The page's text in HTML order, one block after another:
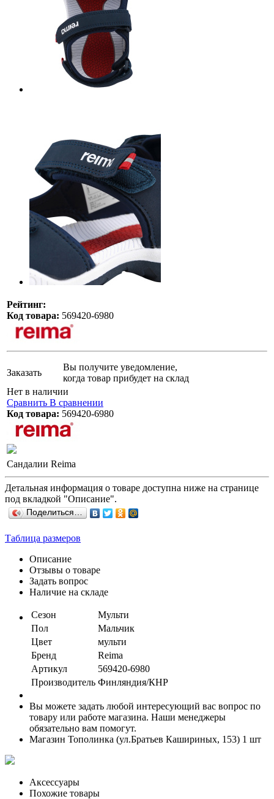
Рейтинг:
Код товара: 569420-6980
Заказать
Вы получите уведомление,
когда товар прибудет на склад
Нет в наличии
Сравнить В сравнении
Код товара: 569420-6980
Сандалии Reima
Детальная информация о товаре доступна ниже на странице
под вкладкой "Описание".
Поделиться…
Таблица размеров
Описание
Отзывы о товаре
Задать вопрос
Наличие на складе
Сезон
Мульти
Пол
Мальчик
Цвет
мульти
Бренд
Reima
Артикул
569420-6980
Производитель Финляндия/КНР
Вы можете задать любой интересующий вас вопрос по
товару или работе магазина. Наши менеджеры
обязательно вам помогут.
Магазин Тополинка (ул.Братьев Кашириных, 153) 1 шт
Аксессуары
Похожие товары